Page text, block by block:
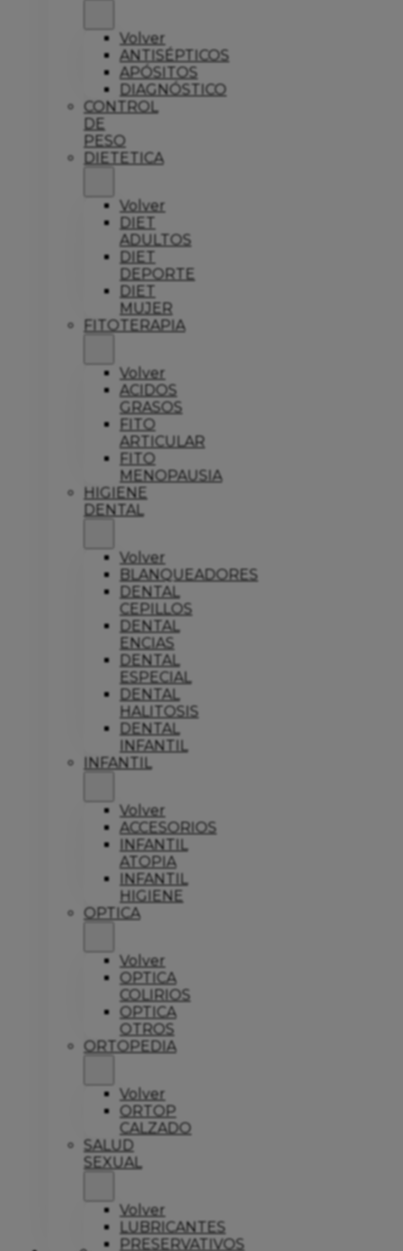
Volver
ANTISÉPTICOS
APÓSITOS
DIAGNÓSTICO
CONTROL
DE
PESO
DIETETICA
Volver
DIET
ADULTOS
DIET
DEPORTE
DIET
MUJER
FITOTERAPIA
Volver
ACIDOS
GRASOS
FITO
ARTICULAR
FITO
MENOPAUSIA
HIGIENE
DENTAL
Volver
BLANQUEADORES
DENTAL
CEPILLOS
DENTAL
ENCIAS
DENTAL
ESPECIAL
DENTAL
HALITOSIS
DENTAL
INFANTIL
INFANTIL
Volver
ACCESORIOS
INFANTIL
ATOPIA
INFANTIL
HIGIENE
OPTICA
Volver
OPTICA
COLIRIOS
OPTICA
OTROS
ORTOPEDIA
Volver
ORTOP
CALZADO
SALUD
SEXUAL
Volver
LUBRICANTES
PRESERVATIVOS